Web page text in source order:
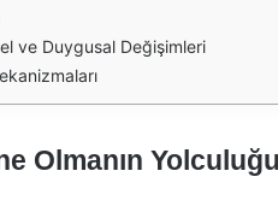
ve Duygusal Değişimleri
Olmanın Yolculuğu